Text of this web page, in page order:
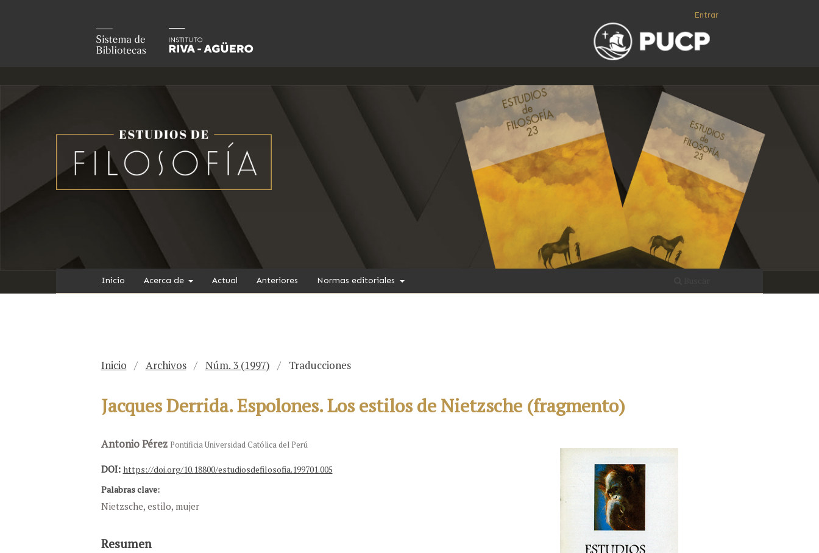
Inicio Acerca de Actual Anteriores Normas editoriales
Entrar
Inicio / Archivos / Núm. 3 (1997) / Traducciones
Jacques Derrida. Espolones. Los estilos de Nietzsche (fragmento)
Antonio Pérez Pontificia Universidad Católica del Perú
DOI: https://doi.org/10.18800/estudiosdefilosofia.199701.005
Palabras clave:
Nietzsche, estilo, mujer
Resumen